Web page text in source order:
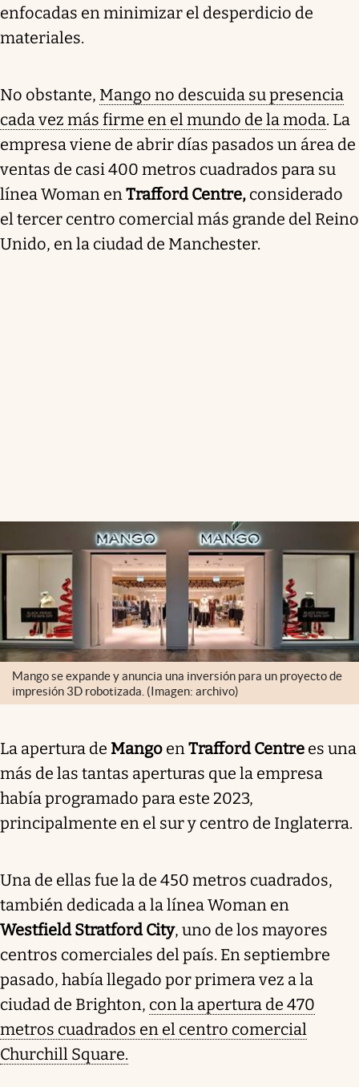
enfocadas en minimizar el desperdicio de
materiales.
No obstante, Mango no descuida su presencia
cada vez más firme en el mundo de la moda. La
empresa viene de abrir días pasados un área de
ventas de casi 400 metros cuadrados para su
línea Woman enTrafford Centre, considerado
el tercer centro comercial más grande del Reino
Unido, en la ciudad de Manchester.
Mango se expande y anuncia una inversión para un proyecto de
impresión 3D robotizada. (Imagen: archivo)
La apertura de Mango enTrafford Centre es una
más de las tantas aperturas que la empresa
había programado para este 2023,
principalmente en el sur y centro de Inglaterra.
Una de ellas fue la de 450 metros cuadrados,
también dedicada a la línea Woman en
Westfield Stratford City, uno de los mayores
centros comerciales del país. En septiembre
pasado, había llegado por primera vez a la
ciudad de Brighton, con la apertura de 470
metros cuadrados en el centro comercial
Churchill Square.